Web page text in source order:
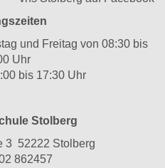
und Freitag von 08:30 bis
Uhr
bis 17:30 Uhr
Stolberg
3 52222 Stolberg
862457